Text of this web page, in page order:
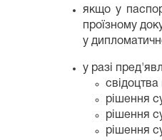
якщо у
проїзному
у
у разі
свідоцтва
рішення
рішення
рішення